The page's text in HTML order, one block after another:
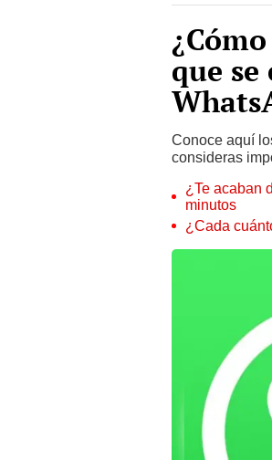
que
Conoce aquí
consideras
¿Te acaban
minutos
¿Cada